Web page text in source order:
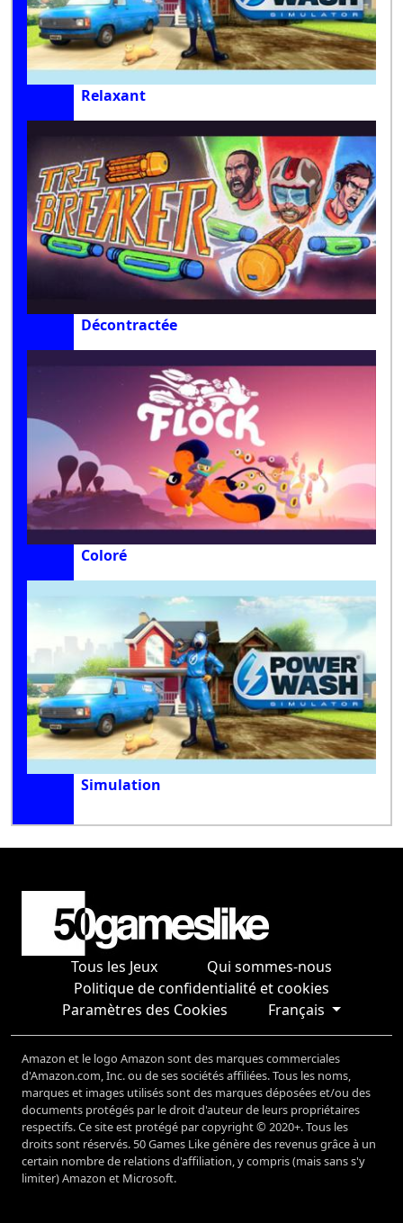
Relaxant
Décontractée
Coloré
Simulation
Tous les Jeux
Qui sommes-nous
Politique de confidentialité et cookies
Paramètres des Cookies
Français
Amazon et le logo Amazon sont des marques commerciales
d'Amazon.com, Inc. ou de ses sociétés affiliées. Tous les noms,
marques et images utilisés sont des marques déposées et/ou des
documents protégés par le droit d'auteur de leurs propriétaires
respectifs. Ce site est protégé par copyright © 2020+. Tous les
droits sont réservés. 50 Games Like génère des revenus grâce à un
certain nombre de relations d'affiliation, y compris (mais sans s'y
limiter) Amazon et Microsoft.